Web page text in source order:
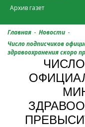
Архив газет
Главная - Новости -
Число подписчиков
здравоохранения скоро